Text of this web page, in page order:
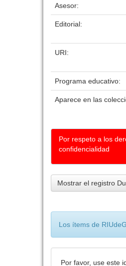
Asesor:
Editorial:
URI:
Programa educativo:
Aparece en las
Por respeto a los
confidencialidad
Mostrar el registro
Los ítems de
Por favor, use este